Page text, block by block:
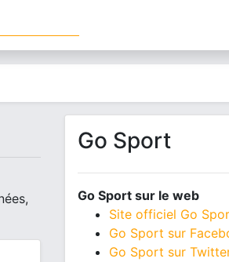
Go Sport
Go Sport sur le web
Site officiel Go
Go Sport sur
Go Sport sur